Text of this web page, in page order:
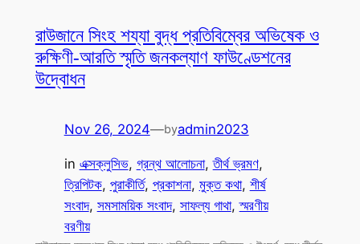
রাউজানে সিংহ শয্যা বুদ্ধ প্রতিবিম্বের অভিষেক ও
রুক্ষিণী-আরতি স্মৃতি জনকল্যাণ ফাউণ্ডেশনের
উদ্বোধন
Nov 26, 2024—byadmin2023
in এক্সক্লুসিভ, গ্রন্থ আলোচনা, তীর্থ ভ্রমণ
ত্রিপিটক, পুরাকীর্তি, প্রকাশনা, মুক্ত কথা, শীর্ষ
সংবাদ, সমসাময়িক সংবাদ, সাফল্য গাথা, স্মরণীয়
বরণীয়